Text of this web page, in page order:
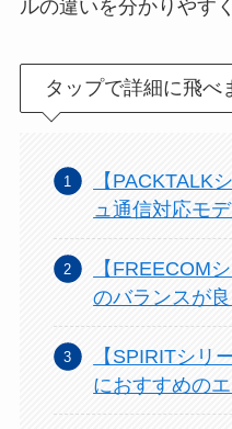
ルの違いを分かりやす
タップで詳細に飛べ
【PACKTALK
ュ通信対応モ
【FREECOM
のバランスが
【SPIRITシリ
におすすめの